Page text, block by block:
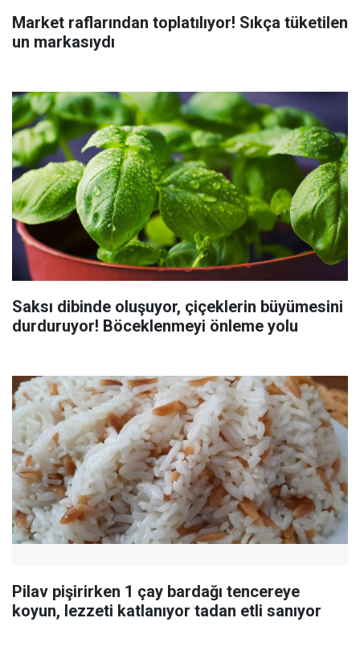
Market raflarından toplatılıyor! Sıkça tüketilen
un markasıydı
Saksı dibinde oluşuyor, çiçeklerin büyümesini
durduruyor! Böceklenmeyi önleme yolu
Pilav pişirirken 1 çay bardağı tencereye
koyun, lezzeti katlanıyor tadan etli sanıyor